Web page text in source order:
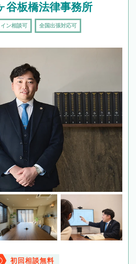
谷板橋法律事務所
ン相談可 全国出張対応可
初回相談無料